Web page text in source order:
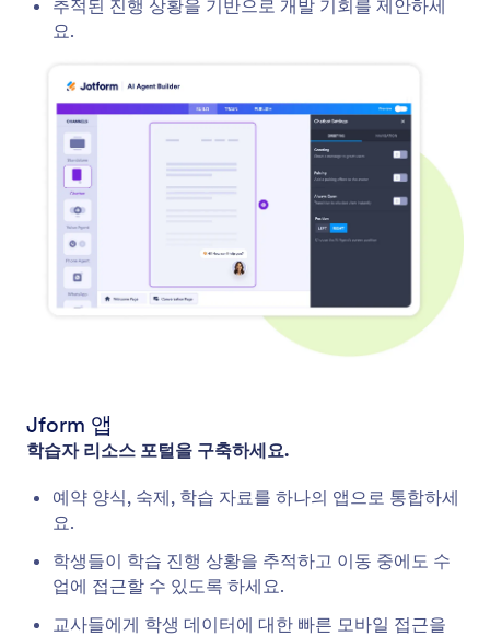
추적된 진행 상황을 기반으로 개발 기회를 제안하세
요.
Jform 앱
학습자 리소스 포털을 구축하세요.
예약 양식, 숙제, 학습 자료를 하나의 앱으로 통합하세
요.
학생들이 학습 진행 상황을 추적하고 이동 중에도 수
업에 접근할 수 있도록 하세요.
교사들에게 학생 데이터에 대한 빠른 모바일 접근을